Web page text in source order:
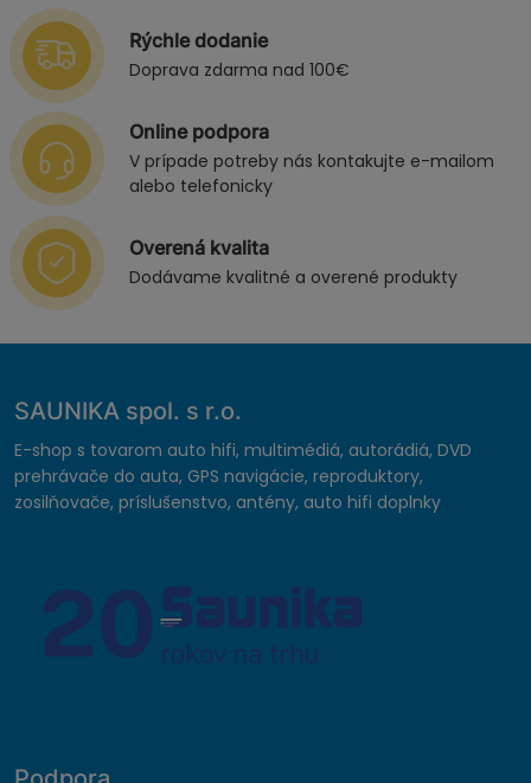
Rýchle dodanie
Doprava zdarma nad 100€
Online podpora
V prípade potreby nás kontakujte e-mailom
alebo telefonicky
Overená kvalita
Dodávame kvalitné a overené produkty
SAUNIKA spol. s r.o.
E-shop s tovarom auto hifi, multimédiá, autorádiá, DVD
prehrávače do auta, GPS navigácie, reproduktory,
zosilňovače, príslušenstvo, antény, auto hifi doplnky